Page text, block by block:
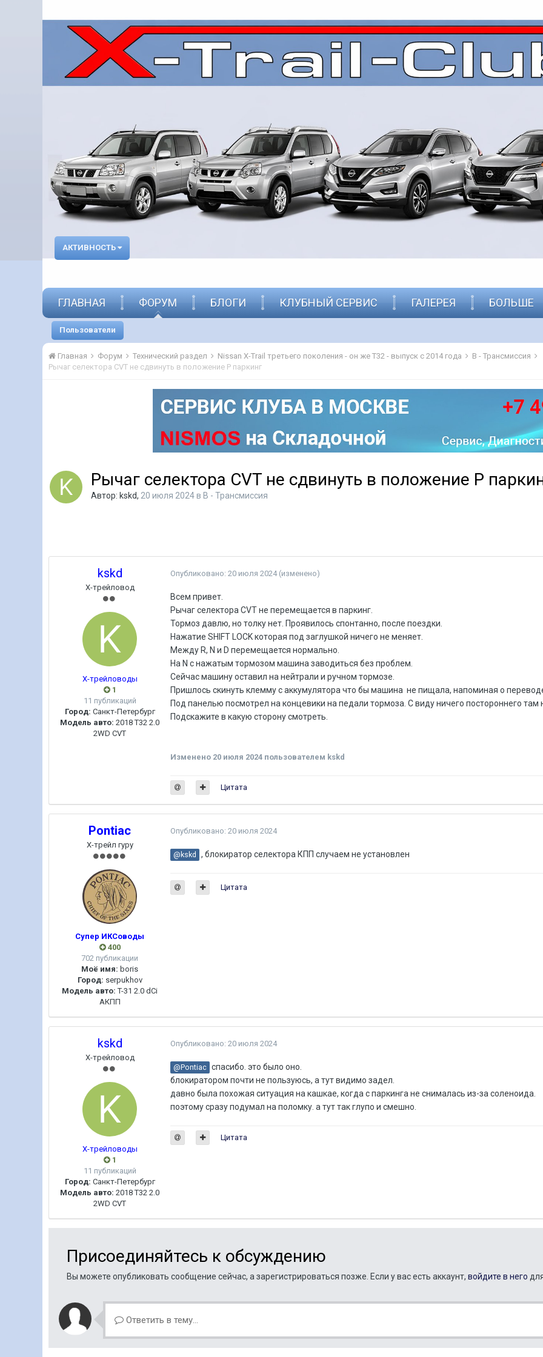
АКТИВНОСТЬ
ГЛАВНАЯ ФОРУМ
Пользователи
БЛОГИ КЛУБНЫЙ СЕРВИС ГАЛЕРЕЯ БОЛЬШЕ
Главная Форум Технический раздел Nissan X-Trail третьего поколения - он же Т32 - выпуск с 2014 года
B - Трансмиссия
Рычаг селектора CVT не сдвинуть в положение P паркинг
Рычаг селектора CVT не сдвинуть в положение P
Автор: kskd, 20 июля 2024в B - Трансмиссия
kskd
Х-трейловод
Х-трейловоды
1
11 публикаций
Город: Санкт-Петербург
Модель авто: 2018 Т32 2.0
2WD CVT
Опубликовано: 20 июля 2024 (изменено)
Всем привет.
Рычаг селектора CVT не перемещается в паркинг.
Тормоз давлю, но толку нет. Проявилось спонтанно, после поездки.
Нажатие SHIFT LOCK которая под заглушкой ничего не меняет.
Между R, N и D перемещается нормально.
На N с нажатым тормозом машина заводиться без проблем.
Сейчас машину оставил на нейтрали и ручном тормозе.
Пришлось скинуть клемму с аккумулятора что бы машина не пищала, напоминая о
Под панелью посмотрел на концевики на педали тормоза. С виду ничего постороннего там
Подскажите в какую сторону смотреть.
Изменено 20 июля 2024 пользователем kskd
Цитата
Pontiac
Х-трейл гуру
Супер ИКСоводы
400
702 публикации
Моё имя: boris
Город: serpukhov
Модель авто: T-31 2.0 dCi
АКПП
Опубликовано: 20 июля 2024
@kskd , блокиратор селектора КПП случаем не установлен
Цитата
kskd
Х-трейловод
Х-трейловоды
1
11 публикаций
Город: Санкт-Петербург
Модель авто: 2018 Т32 2.0
2WD CVT
Опубликовано: 20 июля 2024
@Pontiac спасибо. это было оно.
блокиратором почти не пользуюсь, а тут видимо задел.
давно была похожая ситуация на кашкае, когда с паркинга не снималась из-за соленоида.
поэтому сразу подумал на поломку. а тут так глупо и смешно.
Цитата
Присоединяйтесь к обсуждению
Вы можете опубликовать сообщение сейчас, а зарегистрироваться позже. Если у вас есть аккаунт, войдите в него
Ответить в тему...